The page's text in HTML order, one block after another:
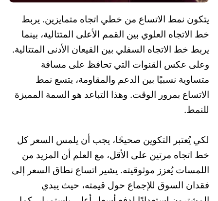
يتكون نمط الاتساع من خطي اتجاه متمايزين. يربط
خط الاتجاه العلوي بين القمم الأعلى المتتالية، بينما
يربط خط الاتجاه السفلي بين القيعان الأدنى المتتالية.
وعلى عكس القنوات التي تحافظ على مسافة
متساوية نسبيًا بين الدعم والمقاومة، يتسع نمط
الاتساع بمرور الوقت. وهذا التباعد هو السمة المميزة
للنمط.
لكي يُعتبر التكوين صحيحًا، يجب أن يلمس السعر كل
خط اتجاه مرتين على الأقل، مع العلم أن المزيد من
اللمسات يُعزز موثوقيته. يشير اتساع نطاق السعر إلى
فقدان السوق للإجماع حول قيمته، حيث يبدي